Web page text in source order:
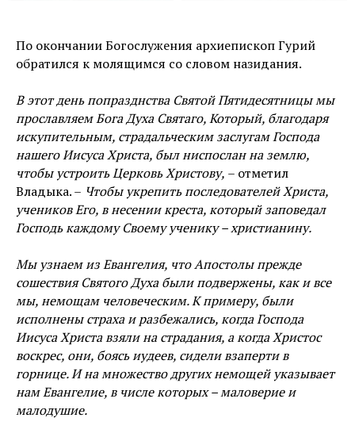
По окончании Богослужения архиепископ Гурий
обратился к молящимся со словом назидания.
В этот день попразднства Святой Пятидесятницы мы
прославляем Бога Духа Святаго, Который, благодаря
искупительным, страдальческим заслугам Господа
нашего Иисуса Христа, был ниспослан на землю,
чтобы устроить Церковь Христову, – отметил
Владыка. – Чтобы укрепить последователей Христа,
учеников Его, в несении креста, который заповедал
Господь каждому Своему ученику – христианину.
Мы узнаем из Евангелия, что Апостолы прежде
сошествия Святого Духа были подвержены, как и все
мы, немощам человеческим. К примеру, были
исполнены страха и разбежались, когда Господа
Иисуса Христа взяли на страдания, а когда Христос
воскрес, они, боясь иудеев, сидели взаперти в
горнице. И на множество других немощей указывает
нам Евангелие, в числе которых – маловерие и
малодушие.